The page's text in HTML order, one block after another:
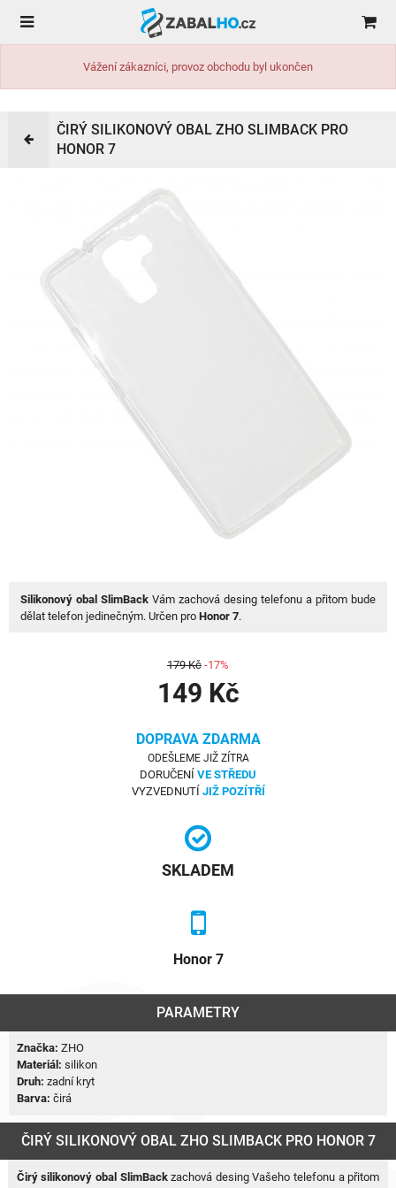
Vážení zákazníci, provoz obchodu byl ukončen
ČIRÝ SILIKONOVÝ OBAL ZHO SLIMBACK PRO
HONOR 7
Silikonový obal SlimBack Vám zachová desing telefonu a přitom bude
dělat telefon jedinečným. Určen proHonor 7.
179 Kč -17%
149 Kč
DOPRAVA ZDARMA
ODEŠLEME JIŽ ZÍTRA
DORUČENÍ VE STŘEDU
VYZVEDNUTÍ JIŽ POZÍTŘÍ
SKLADEM
Honor 7
PARAMETRY
Značka: ZHO
Materiál: silikon
Druh: zadní kryt
Barva: čirá
ČIRÝ SILIKONOVÝ OBAL ZHO SLIMBACK PRO HONOR 7
Čirý silikonový obal SlimBackzachová desing Vašeho telefonu a přitom